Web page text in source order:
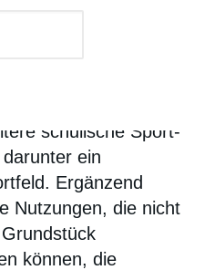
schulische Sport-
ein
Ergänzend
Nutzungen, die nicht
können, die